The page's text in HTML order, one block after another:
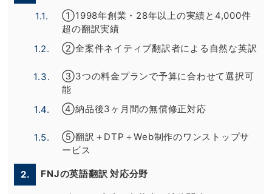
1.1.
①1998年創業・28年以上の実績と4,000件
超の翻訳実績
1.2.
②全案件ネイティブ翻訳者による自然な英訳
1.3.
③3つの料金プランで予算に合わせて選択可
能
1.4.
④納品後3ヶ月間の無償修正対応
1.5.
⑤翻訳＋DTP＋Web制作のワンストップサ
ービス
2. FNJの英語翻訳 対応分野